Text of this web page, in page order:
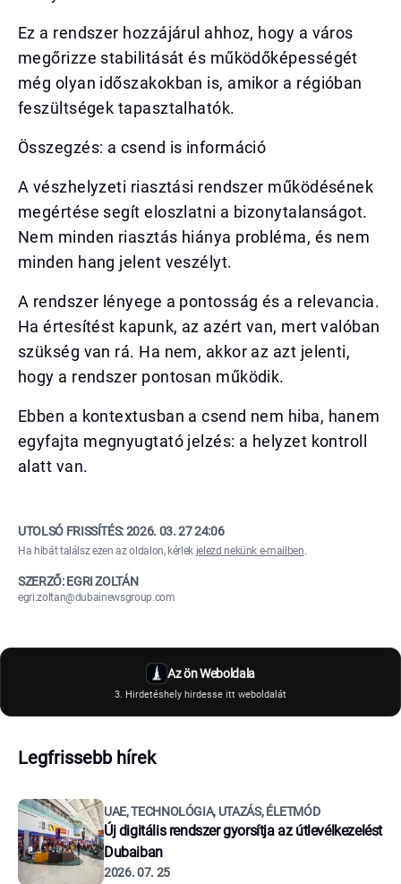
Ez a rendszer hozzájárul ahhoz, hogy a város
megőrizze stabilitását és működőképességét
még olyan időszakokban is, amikor a régióban
feszültségek tapasztalhatók.
Összegzés: a csend is információ
A vészhelyzeti riasztási rendszer működésének
megértése segít eloszlatni a bizonytalanságot.
Nem minden riasztás hiánya probléma, és nem
minden hang jelent veszélyt.
A rendszer lényege a pontosság és a relevancia.
Ha értesítést kapunk, az azért van, mert valóban
szükség van rá. Ha nem, akkor az azt jelenti,
hogy a rendszer pontosan működik.
Ebben a kontextusban a csend nem hiba, hanem
egyfajta megnyugtató jelzés: a helyzet kontroll
alatt van.
UTOLSÓ FRISSÍTÉS:2026. 03. 27 24:06
Ha hibát találsz ezen az oldalon, kérlek jelezd nekünk e-mailben.
SZERZŐ: EGRI ZOLTÁN
egri.zoltan@dubainewsgroup.com
Az ön Weboldala
3. Hirdetéshely hirdesse itt weboldalát
Legfrissebb hírek
UAE, TECHNOLÓGIA, UTAZÁS, ÉLETMÓD
Új digitális rendszer gyorsítja az útlevélkezelést
Dubaiban
2026. 07. 25